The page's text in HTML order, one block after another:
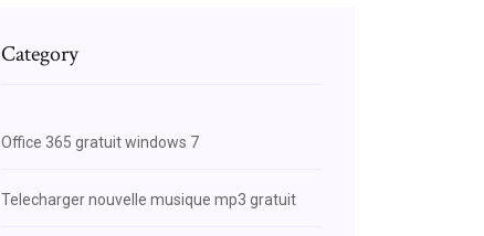
Category
Office 365 gratuit windows 7
Telecharger nouvelle musique mp3 gratuit